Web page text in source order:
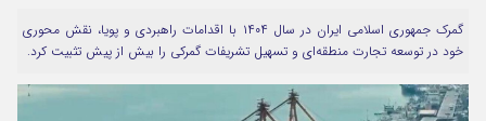
گمرک جمهوری اسلامی ایران در سال ۱۴۰۴ با اقدامات راهبردی و پویا، نقش محوری
خود در توسعه تجارت منطقه‌ای و تسهیل تشریفات گمرکی را بیش از پیش تثبیت کرد.